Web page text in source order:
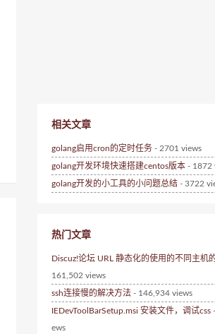
相关文章
golang启用cron的定时任务 - 2701 views
golang开发环境快速搭建centos版本 - 1872
golang开发的小工具的小问题总结 - 3722
热门文章
Discuz!论坛 URL 静态化的使用的不同主机
161,502 views
ssh连接慢的解决方法 - 146,934 views
IEDevToolBarSetup.msi 安装文件，调试css
ews